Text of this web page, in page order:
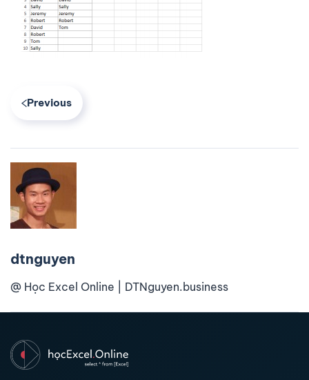
Previous
dtnguyen
@ Học Excel Online | DTNguyen.business